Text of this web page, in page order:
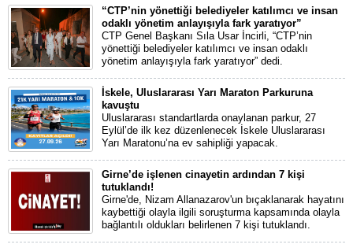
“CTP’nin yönettiği belediyeler katılımcı ve insan
odaklı yönetim anlayışıyla fark yaratıyor”
CTP Genel Başkanı Sıla Usar İncirli, “CTP’nin
yönettiği belediyeler katılımcı ve insan odaklı
yönetim anlayışıyla fark yaratıyor” dedi.
İskele, Uluslararası Yarı Maraton Parkuruna
kavuştu
Uluslararası standartlarda onaylanan parkur, 27
Eylül’de ilk kez düzenlenecek İskele Uluslararası
Yarı Maratonu’na ev sahipliği yapacak.
Girne’de işlenen cinayetin ardından 7 kişi
tutuklandı!
Girne'de, Nizam Allanazarov'un bıçaklanarak hayatını
kaybettiği olayla ilgili soruşturma kapsamında olayla
bağlantılı oldukları belirlenen 7 kişi tutuklandı.